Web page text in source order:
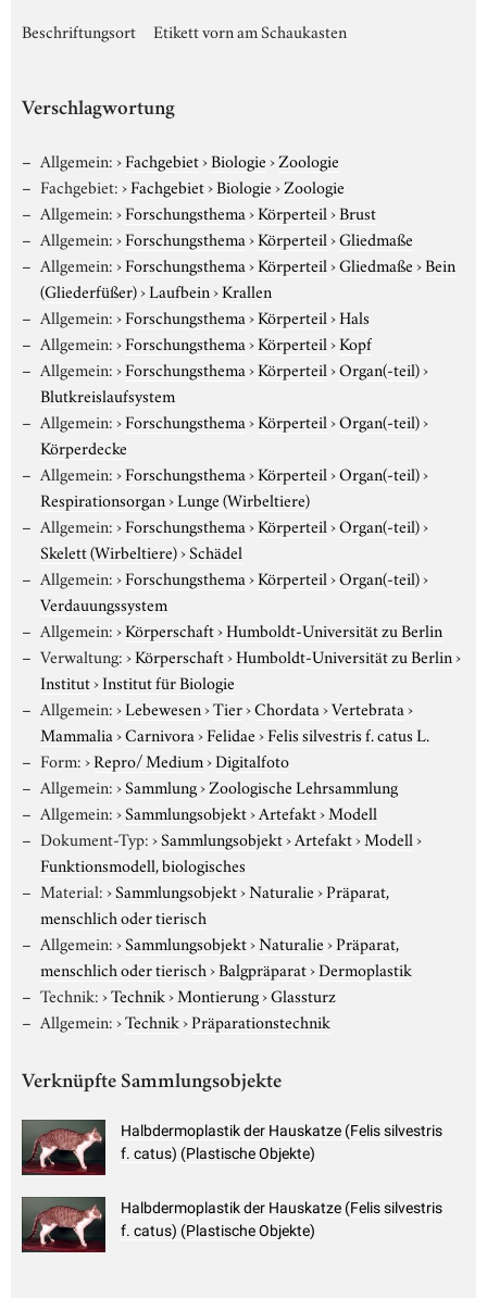
Beschriftungsort
Etikett vorn am Schaukasten
Verschlagwortung
Allgemein:›Fachgebiet›Biologie›Zoologie
Fachgebiet:›Fachgebiet›Biologie›Zoologie
Allgemein:›Forschungsthema›Körperteil›Brust
Allgemein:›Forschungsthema›Körperteil›Gliedmaße
Allgemein:›Forschungsthema›Körperteil›Gliedmaße›Bein
(Gliederfüßer)›Laufbein›Krallen
Allgemein:›Forschungsthema›Körperteil›Hals
Allgemein:›Forschungsthema›Körperteil›Kopf
Allgemein:›Forschungsthema›Körperteil›Organ(-teil)›
Blutkreislaufsystem
Allgemein:›Forschungsthema›Körperteil›Organ(-teil)›
Körperdecke
Allgemein:›Forschungsthema›Körperteil›Organ(-teil)›
Respirationsorgan›Lunge (Wirbeltiere)
Allgemein:›Forschungsthema›Körperteil›Organ(-teil)›
Skelett (Wirbeltiere)›Schädel
Allgemein:›Forschungsthema›Körperteil›Organ(-teil)›
Verdauungssystem
Allgemein:›Körperschaft›Humboldt-Universität zu Berlin
Verwaltung:›Körperschaft›Humboldt-Universität zu Berlin›
Institut›Institut für Biologie
Allgemein:›Lebewesen›Tier›Chordata›Vertebrata›
Mammalia›Carnivora›Felidae›Felis silvestris f. catus L.
Form:›Repro/ Medium›Digitalfoto
Allgemein:›Sammlung›Zoologische Lehrsammlung
Allgemein:›Sammlungsobjekt›Artefakt›Modell
Dokument-Typ:›Sammlungsobjekt›Artefakt›Modell›
Funktionsmodell, biologisches
Material:›Sammlungsobjekt›Naturalie›Präparat,
menschlich oder tierisch
Allgemein:›Sammlungsobjekt›Naturalie›Präparat,
menschlich oder tierisch›Balgpräparat›Dermoplastik
Technik:›Technik›Montierung›Glassturz
Allgemein:›Technik›Präparationstechnik
Verknüpfte Sammlungsobjekte
Halbdermoplastik der Hauskatze (Felis silvestris
f. catus) (Plastische Objekte)
Halbdermoplastik der Hauskatze (Felis silvestris
f. catus) (Plastische Objekte)